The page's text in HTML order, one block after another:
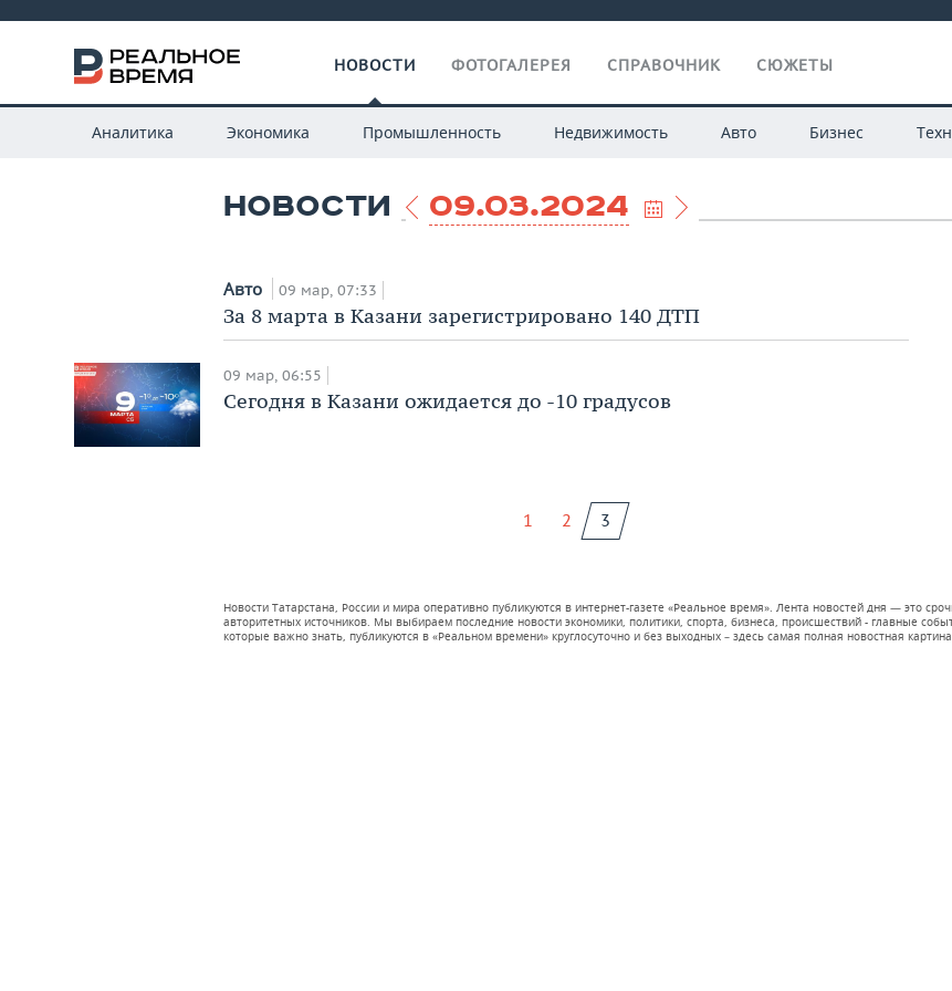
НОВОСТИ ФОТОГАЛЕРЕЯ СПРАВОЧНИК СЮЖЕТЫ
Аналитика Экономика Промышленность Недвижимость Авто Бизнес
НОВОСТИ 09.03.2024
Авто 09 мар, 07:33
За 8 марта в Казани зарегистрировано 140 ДТП
09 мар, 06:55
Сегодня в Казани ожидается до -10 градусов
1 2 3
Новости Татарстана, России и мира оперативно публикуются в интернет-газете «Реальное время». Лента новостей дня — это
авторитетных источников. Мы выбираем последние новости экономики, политики, спорта, бизнеса, происшествий - главные
которые важно знать, публикуются в «Реальном времени» круглосуточно и без выходных – здесь самая полная новостная